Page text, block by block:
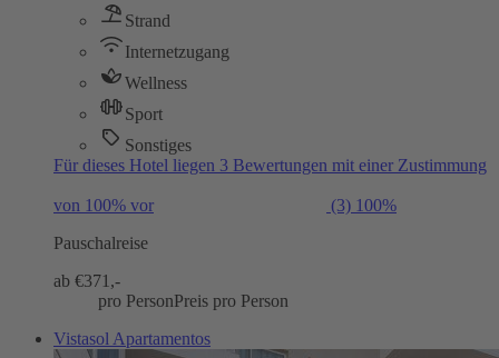
Strand
Internetzugang
Wellness
Sport
Sonstiges
Für dieses Hotel liegen 3 Bewertungen mit einer Zustimmung
von 100% vor (3) 100%
Pauschalreise
ab €371,-
pro PersonPreis pro Person
Vistasol Apartamentos